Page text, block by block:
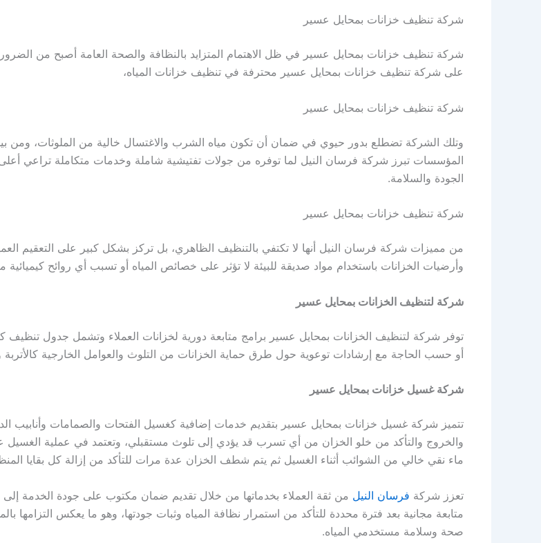
شركة تنظيف خزانات بمحايل عسير
شركة تنظيف خزانات بمحايل عسير في ظل الاهتمام المتزايد بالنظافة والصحة العامة أصبح من
على شركة تنظيف خزانات بمحايل عسير محترفة في تنظيف خزانات المياه،
شركة تنظيف خزانات بمحايل عسير
وتلك الشركة تضطلع بدور حيوي في ضمان أن تكون مياه الشرب والاغتسال خالية من الملوثات، ومن
المؤسسات تبرز شركة فرسان النيل لما توفره من جولات تفتيشية شاملة وخدمات متكاملة تراعي أعلى
الجودة والسلامة.
شركة تنظيف خزانات بمحايل عسير
من مميزات شركة فرسان النيل أنها لا تكتفي بالتنظيف الظاهري، بل تركز بشكل كبير على التعقيم
وأرضيات الخزانات باستخدام مواد صديقة للبيئة لا تؤثر على خصائص المياه أو تسبب أي روائح كيميائية
شركة لتنظيف الخزانات بمحايل عسير
توفر شركة لتنظيف الخزانات بمحايل عسير برامج متابعة دورية لخزانات العملاء وتشمل جدول تنظيف
أو حسب الحاجة مع إرشادات توعوية حول طرق حماية الخزانات من التلوث والعوامل الخارجية
شركة غسيل خزانات بمحايل عسير
تتميز شركة غسيل خزانات بمحايل عسير بتقديم خدمات إضافية كغسيل الفتحات والصمامات وأنابيب
والخروج والتأكد من خلو الخزان من أي تسرب قد يؤدي إلى تلوث مستقبلي، وتعتمد في عملية الغسيل
ماء نقي خالي من الشوائب أثناء الغسيل ثم يتم شطف الخزان عدة مرات للتأكد من إزالة كل بقايا
تعزز شركة فرسان النيل من ثقة العملاء بخدماتها من خلال تقديم ضمان مكتوب على جودة الخدمة إلى
متابعة مجانية بعد فترة محددة للتأكد من استمرار نظافة المياه وثبات جودتها، وهو ما يعكس التزامها
صحة وسلامة مستخدمي المياه.